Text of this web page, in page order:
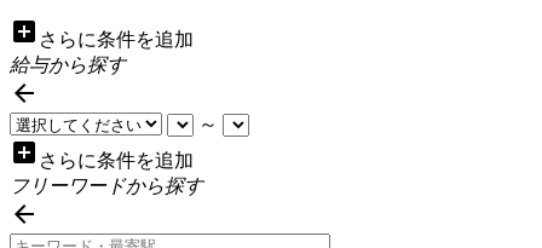
add_box さらに条件を追加
給与から探す

～
add_box さらに条件を追加
フリーワードから探す
